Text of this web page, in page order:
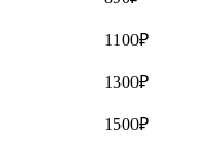
1100₽
1300₽
1500₽